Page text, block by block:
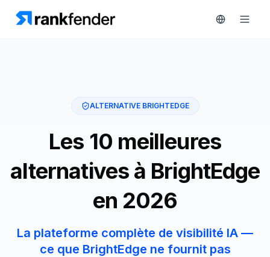
Analyse
concurrentielle
Tarifs
ALTERNATIVE BRIGHTEDGE
Les 10 meilleures
alternatives à BrightEdge
en 2026
La plateforme complète de visibilité IA —
ce que BrightEdge ne fournit pas